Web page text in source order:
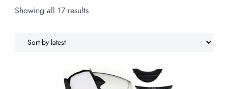
Showing all 17 results